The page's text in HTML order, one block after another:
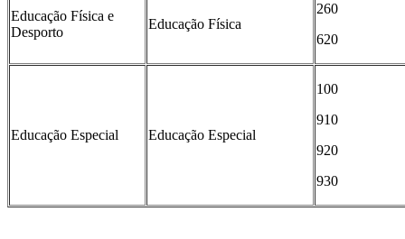
Educação Física e
Desporto
Educação Física
260
620
Educação Especial Educação Especial
100
910
920
930